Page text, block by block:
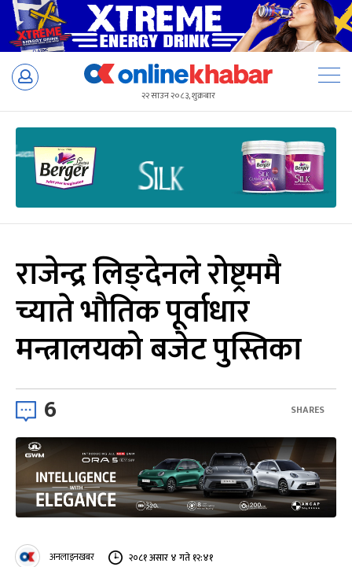
Skip
२२ साउन २०८३, शुक्रबार
राजेन्द्र लिङ्देनले रोष्ट्रममै
च्याते भौतिक पूर्वाधार
मन्त्रालयको बजेट पुस्तिका
6 SHARES
अनलाइनखबर २०८१ असार ४ गते १२:४१